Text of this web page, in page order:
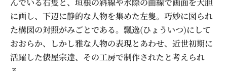
に画し、下辺に静的な人物を集めた左隻。巧妙に図られ
た構図の対照がみごとである。飄逸(ひょういつ)にして
おおらか、しかし雅な人物の表現とあわせ、近世初期に
活躍した俵屋宗達、その工房で制作されたと考えられ